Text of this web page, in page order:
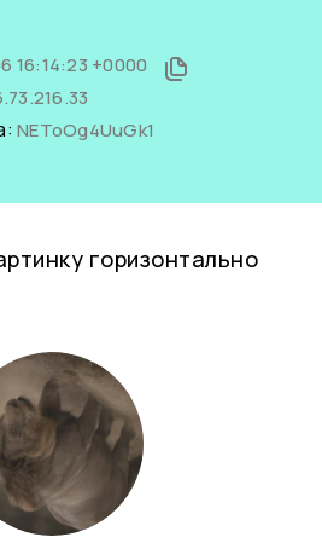
16:14:23 +0000
NEToOg4UuGk1
горизонтально